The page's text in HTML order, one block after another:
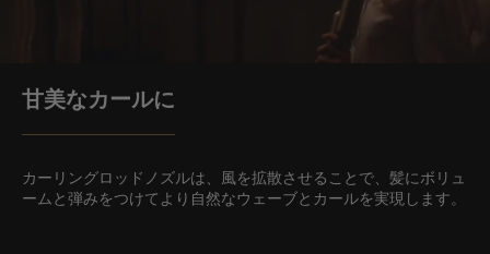
甘美なカールに
カーリングロッドノズルは、風を拡散させることで、髪にボリュ
ームと弾みをつけてより自然なウェーブとカールを実現します。